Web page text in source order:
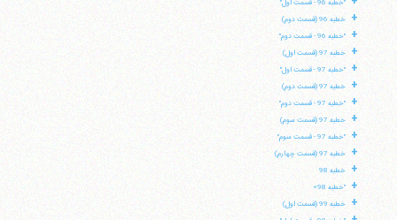
"خطبه 96 - قسمت اول"
+ خطبه 96 (قسمت دوم)
+ "خطبه 96 - قسمت دوم"
+ خطبه 97 (قسمت اول)
+ "خطبه 97 - قسمت اول"
+ خطبه 97 (قسمت دوم)
+ "خطبه 97 - قسمت دوم"
+ خطبه 97 (قسمت سوم)
+ "خطبه 97 - قسمت سوم"
+ خطبه 97 (قسمت چهارم)
+ خطبه 98
+ "خطبه 98»
+ خطبه 99 (قسمت اول)